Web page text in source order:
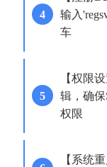
输入
车
【权限
辑，确保
权限
【系统